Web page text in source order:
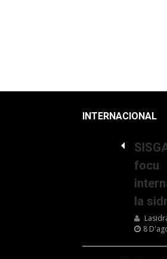
INTERNACIONAL
focu
la
8